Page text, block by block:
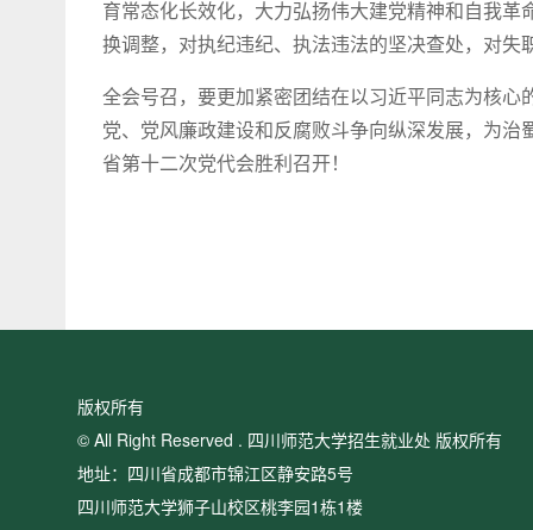
育常态化长效化，大力弘扬伟大建党精神和自我
换调整，对执纪违纪、执法违法的坚决查处，对
全会号召，要更加紧密团结在以习近平同志为核
党、党风廉政建设和反腐败斗争向纵深发展，为
省第十二次党代会胜利召开！
版权所有
© All Right Reserved . 四川师范大学招生就业处 版权所有
地址：四川省成都市锦江区静安路5号
四川师范大学狮子山校区桃李园1栋1楼